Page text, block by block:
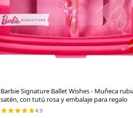
Barbie Signature Ballet Wishes - Muñeca
satén, con tutú rosa y embalaje para regalo
4.9